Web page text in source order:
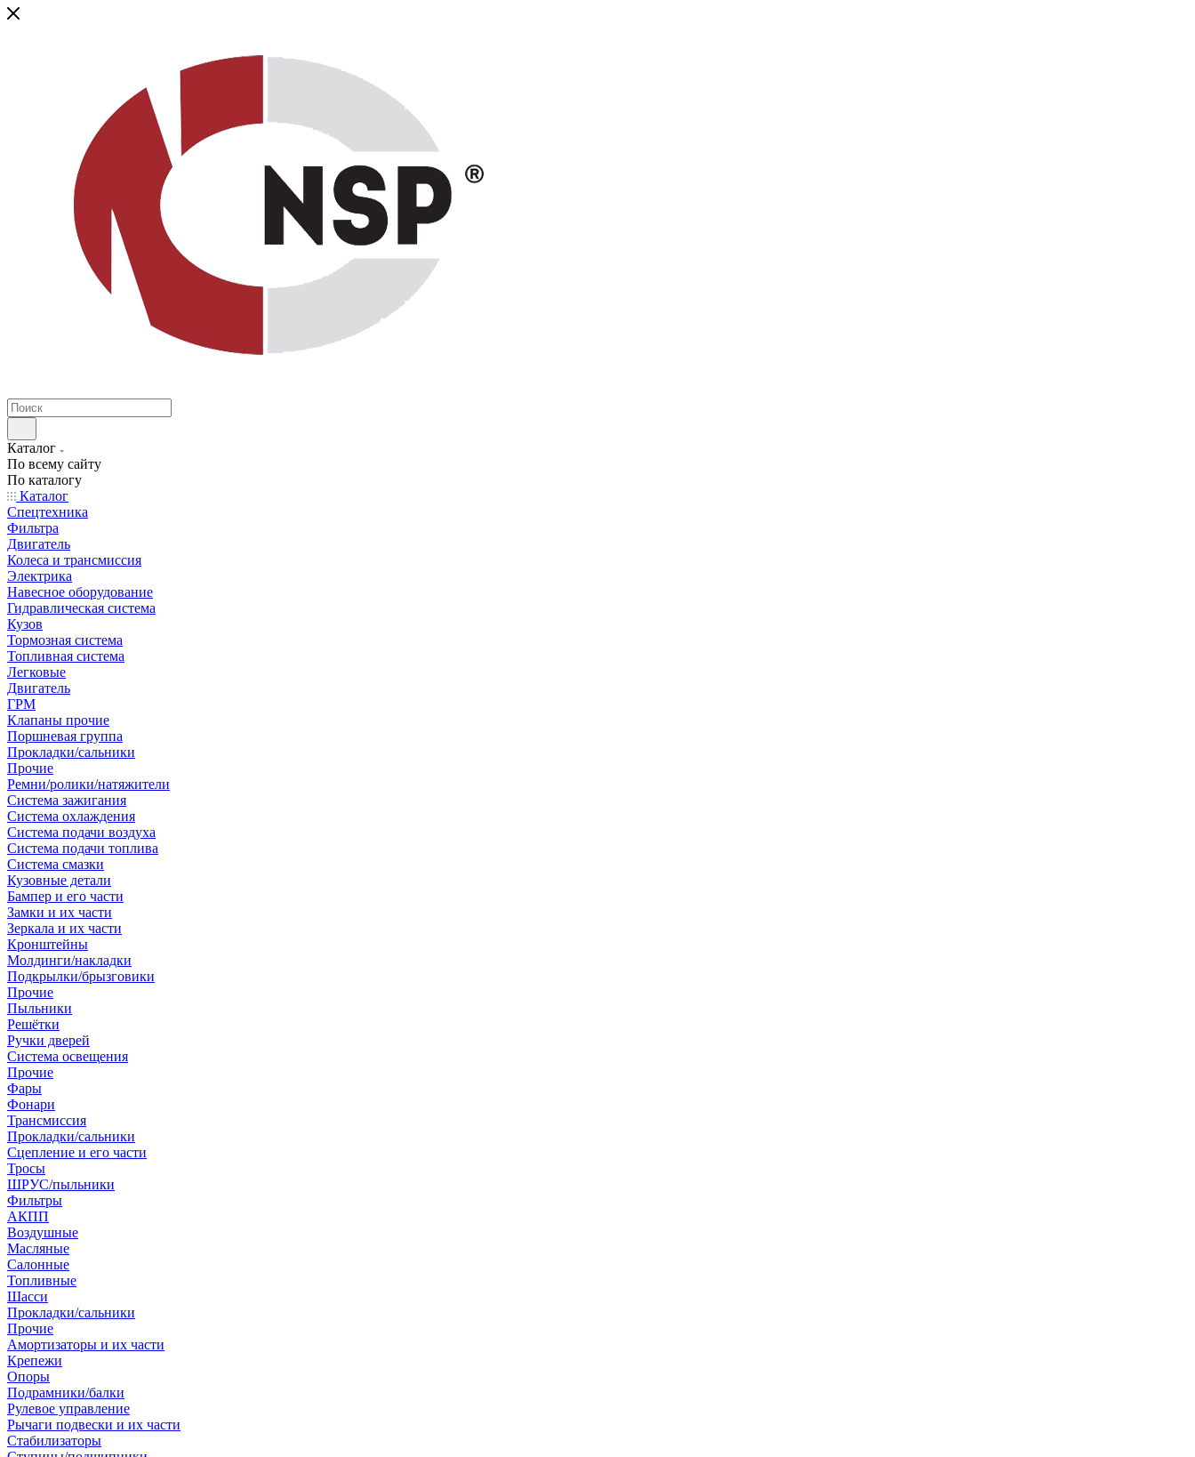
Каталог
По всему сайту
По каталогу
Каталог
Спецтехника
Фильтра
Двигатель
Колеса и трансмиссия
Электрика
Навесное оборудование
Гидравлическая система
Кузов
Тормозная система
Топливная система
Легковые
Двигатель
ГРМ
Клапаны прочие
Поршневая группа
Прокладки/сальники
Прочие
Ремни/ролики/натяжители
Система зажигания
Система охлаждения
Система подачи воздуха
Система подачи топлива
Система смазки
Кузовные детали
Бампер и его части
Замки и их части
Зеркала и их части
Кронштейны
Молдинги/накладки
Подкрылки/брызговики
Прочие
Пыльники
Решётки
Ручки дверей
Система освещения
Прочие
Фары
Фонари
Трансмиссия
Прокладки/сальники
Сцепление и его части
Тросы
ШРУС/пыльники
Фильтры
АКПП
Воздушные
Масляные
Салонные
Топливные
Шасси
Прокладки/сальники
Прочие
Амортизаторы и их части
Крепежи
Опоры
Подрамники/балки
Рулевое управление
Рычаги подвески и их части
Стабилизаторы